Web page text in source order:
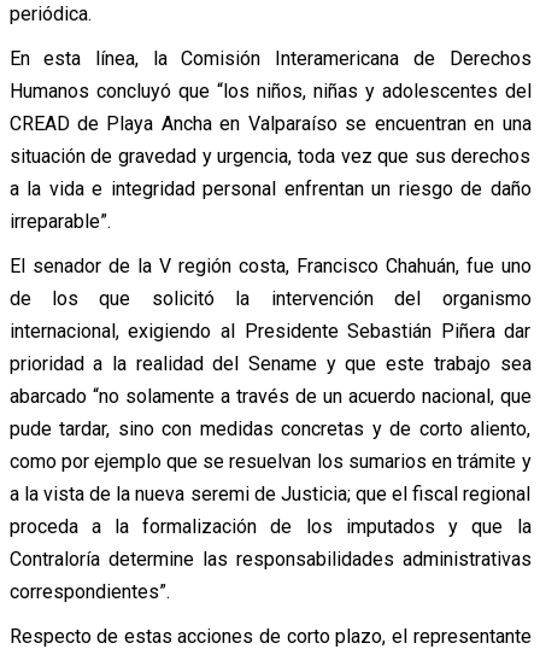
periódica.
En esta línea, la Comisión Interamericana de Derechos
Humanos concluyó que “los niños, niñas y adolescentes del
CREAD de Playa Ancha en Valparaíso se encuentran en una
situación de gravedad y urgencia, toda vez que sus derechos
a la vida e integridad personal enfrentan un riesgo de daño
irreparable”.
El senador de la V región costa, Francisco Chahuán, fue uno
de los que solicitó la intervención del organismo
internacional, exigiendo al Presidente Sebastián Piñera dar
prioridad a la realidad del Sename y que este trabajo sea
abarcado “no solamente a través de un acuerdo nacional, que
pude tardar, sino con medidas concretas y de corto aliento,
como por ejemplo que se resuelvan los sumarios en trámite y
a la vista de la nueva seremi de Justicia; que el fiscal regional
proceda a la formalización de los imputados y que la
Contraloría determine las responsabilidades administrativas
correspondientes”.
Respecto de estas acciones de corto plazo, el representante